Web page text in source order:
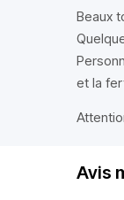
Beaux
et la
Avis